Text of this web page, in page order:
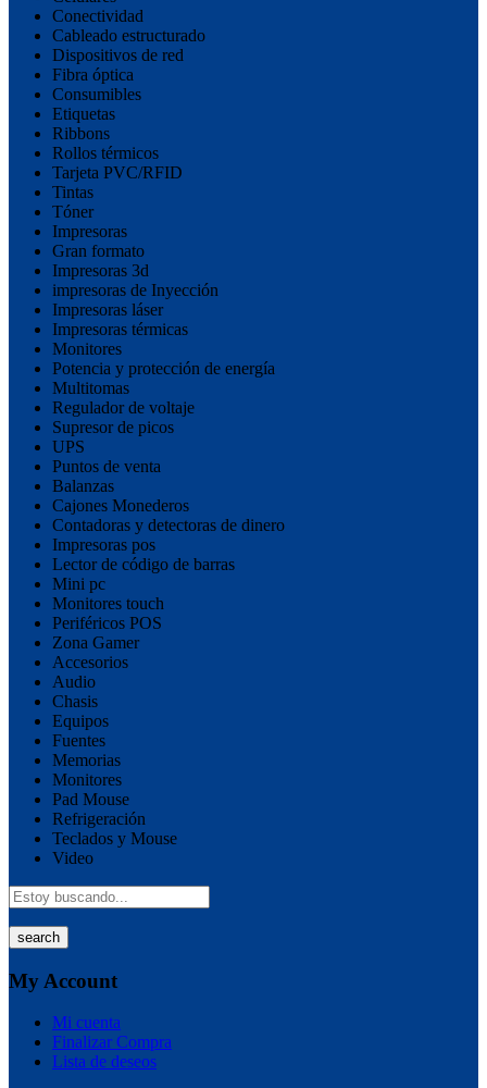
Conectividad
Cableado estructurado
Dispositivos de red
Fibra óptica
Consumibles
Etiquetas
Ribbons
Rollos térmicos
Tarjeta PVC/RFID
Tintas
Tóner
Impresoras
Gran formato
Impresoras 3d
impresoras de Inyección
Impresoras láser
Impresoras térmicas
Monitores
Potencia y protección de energía
Multitomas
Regulador de voltaje
Supresor de picos
UPS
Puntos de venta
Balanzas
Cajones Monederos
Contadoras y detectoras de dinero
Impresoras pos
Lector de código de barras
Mini pc
Monitores touch
Periféricos POS
Zona Gamer
Accesorios
Audio
Chasis
Equipos
Fuentes
Memorias
Monitores
Pad Mouse
Refrigeración
Teclados y Mouse
Video
search
My Account
Mi cuenta
Finalizar Compra
Lista de deseos